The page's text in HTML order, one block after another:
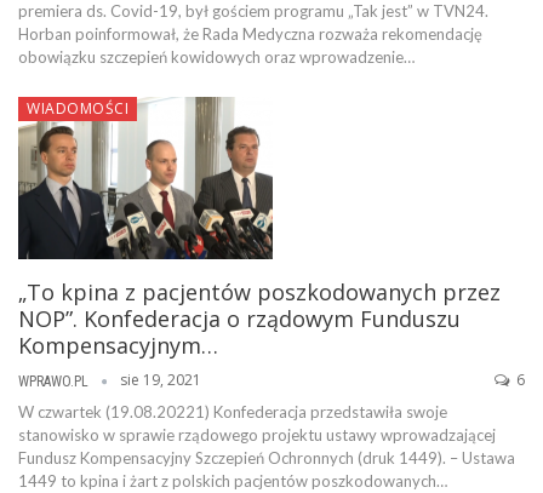
premiera ds. Covid-19, był gościem programu „Tak jest” w TVN24.
Horban poinformował, że Rada Medyczna rozważa rekomendację
obowiązku szczepień kowidowych oraz wprowadzenie…
WIADOMOŚCI
„To kpina z pacjentów poszkodowanych przez
NOP”. Konfederacja o rządowym Funduszu
Kompensacyjnym…
WPRAWO.PL sie 19, 2021 6
W czwartek (19.08.20221) Konfederacja przedstawiła swoje
stanowisko w sprawie rządowego projektu ustawy wprowadzającej
Fundusz Kompensacyjny Szczepień Ochronnych (druk 1449). – Ustawa
1449 to kpina i żart z polskich pacjentów poszkodowanych…